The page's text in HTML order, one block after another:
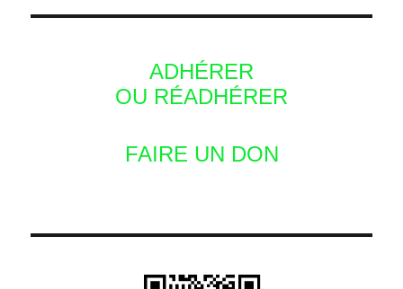
ADHÉRER
OU RÉADHÉRER
FAIRE UN DON